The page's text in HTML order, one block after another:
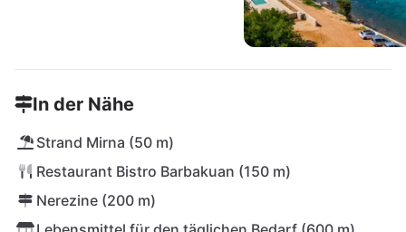
In der Nähe
Strand Mirna (50 m)
Restaurant Bistro Barbakuan (150 m)
Nerezine (200 m)